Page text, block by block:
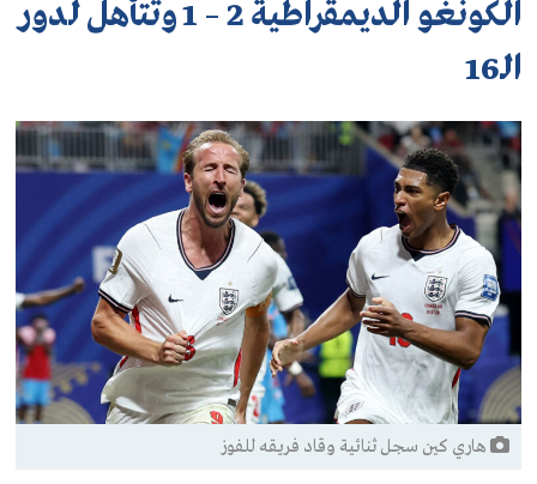
الكونغو الديمقراطية 2 – 1 وتتأهل لدور
الـ16
هاري كين سجل ثنائية وقاد فريقه للفوز